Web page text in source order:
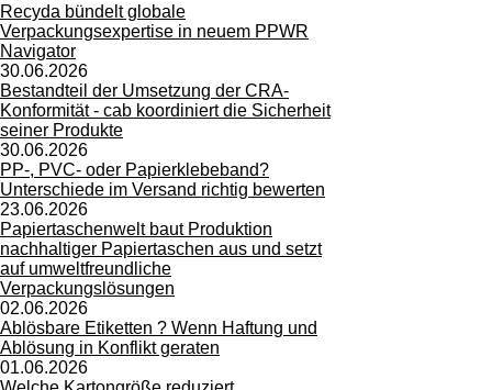
Recyda bündelt globale
Verpackungsexpertise in neuem PPWR
Navigator
30.06.2026
Bestandteil der Umsetzung der CRA-
Konformität - cab koordiniert die Sicherheit
seiner Produkte
30.06.2026
PP-, PVC- oder Papierklebeband?
Unterschiede im Versand richtig bewerten
23.06.2026
Papiertaschenwelt baut Produktion
nachhaltiger Papiertaschen aus und setzt
auf umweltfreundliche
Verpackungslösungen
02.06.2026
Ablösbare Etiketten ? Wenn Haftung und
Ablösung in Konflikt geraten
01.06.2026